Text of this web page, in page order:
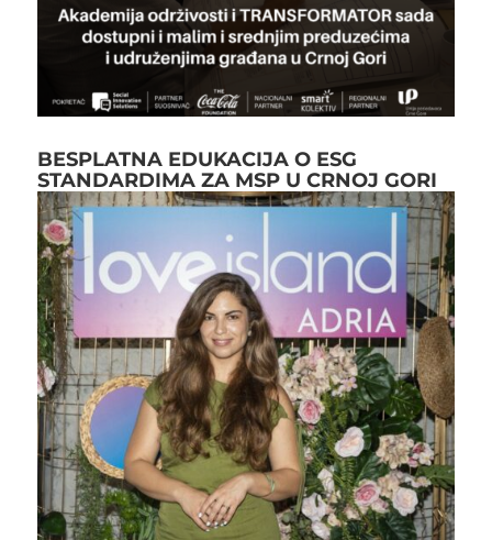
BESPLATNA EDUKACIJA O ESG
STANDARDIMA ZA MSP U CRNOJ GORI